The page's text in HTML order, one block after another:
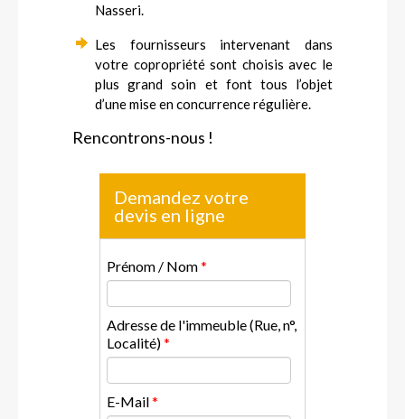
Nasseri.
Les fournisseurs intervenant dans
votre copropriété sont choisis avec le
plus grand soin et font tous l’objet
d’une mise en concurrence régulière.
Rencontrons-nous !
Demandez votre
devis en ligne
Prénom / Nom*
Adresse de l'immeuble (Rue, n°,
Localité)*
E-Mail*